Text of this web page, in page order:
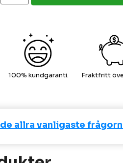
100% kundgaranti. Fraktfritt
allra vanligaste